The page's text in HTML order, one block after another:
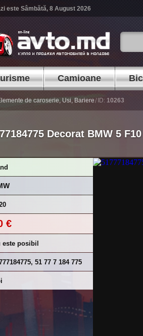
este Sâmbătă, 8 August 2026
Camioane
de caroserie, Usi, Bariere/ ID: 10263
Decorat BMW 5
€
este posibil
51 77 7 184 775